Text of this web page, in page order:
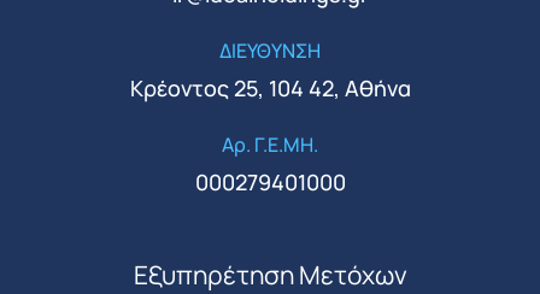
ΔΙΕΥΘΥΝΣΗ
Κρέοντος 25, 104 42, Αθήνα
Αρ. Γ.Ε.ΜΗ.
000279401000
Εξυπηρέτηση Μετόχων